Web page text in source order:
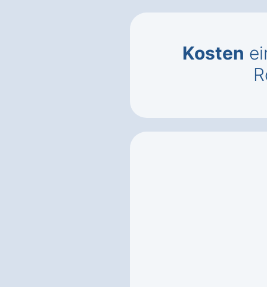
Kosten